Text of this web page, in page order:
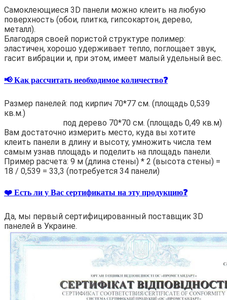
Самоклеющиеся 3D панели можно клеить на любую
поверхность (обои, плитка, гипсокартон, дерево,
металл).
Благодаря своей пористой структуре полимер:
эластичен, хорошо удерживает тепло, поглощает звук,
гасит вибрации и, при этом, имеет малый удельный вес.
📢 Как рассчитать необходимое количество❓
Размер панелей: под кирпич 70*77 см. (площадь 0,539
кв.м.)
под дерево 70*70 см. (площадь 0,49 кв.м)
Вам достаточно измерить место, куда вы хотите
клеить панели в длину и высоту, умножить числа тем
самым узнав площадь и поделить на площадь панели.
Пример расчета: 9 м (длина стены) * 2 (высота стены) =
18 / 0,539 = 33,3 (потребуется 34 панели)
❤️ Есть ли у Вас сертификаты на эту продукцию❓
Да, мы первый сертифицированный поставщик 3D
панелей в Украине.